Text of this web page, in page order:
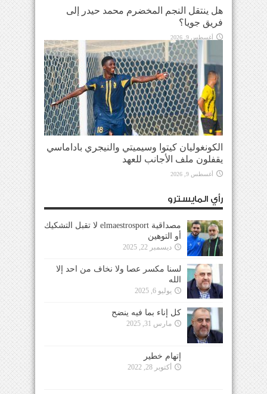
هل ينتقل النجم المخضرم محمد حيدر إلى
فريق جويا؟
أغسطس 9, 2026
الكونغوليان كيتوا وسيميتي والنيجري باداماسي
يقفلون ملف الأجانب للعهد
أغسطس 9, 2026
رأي المايسترو
مصداقية elmaestrosport لا تقبل التشكيك
أو التوهين
ديسمبر 22, 2025
لسنا مكسر عصا ولا نخاف من احد إلا
الله
يوليو 6, 2025
كل إناء بما فيه ينضح
مارس 31, 2025
إتهام خطير
أكتوبر 28, 2022